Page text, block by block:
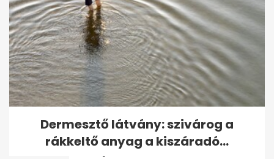
Ross Godfrey elárulta, mit
jelent neki a Sziget és
Budapest
Dermesztő látvány: szivárog a
rákkeltő anyag a kiszáradó...